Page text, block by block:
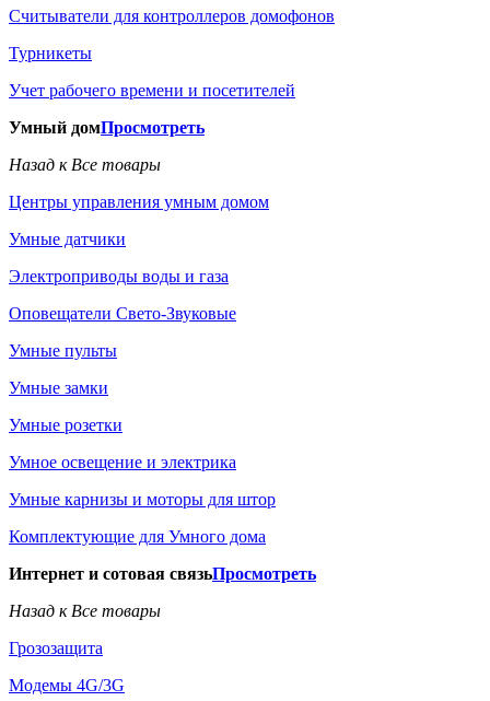
Считыватели для контроллеров домофонов
Турникеты
Учет рабочего времени и посетителей
Умный домПросмотреть
Назад к Все товары
Центры управления умным домом
Умные датчики
Электроприводы воды и газа
Оповещатели Свето-Звуковые
Умные пульты
Умные замки
Умные розетки
Умное освещение и электрика
Умные карнизы и моторы для штор
Комплектующие для Умного дома
Интернет и сотовая связьПросмотреть
Назад к Все товары
Грозозащита
Модемы 4G/3G